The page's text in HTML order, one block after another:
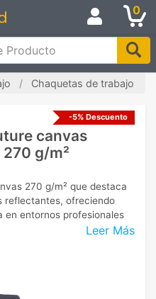
0
Chaquetas de trabajo
-5% Descuento
canvas
g/m²
Leer Más
270 g/m² que destaca
reflectantes, ofreciendo
en entornos profesionales